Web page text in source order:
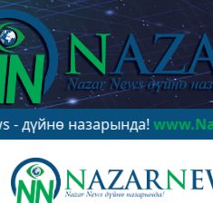
назарында!